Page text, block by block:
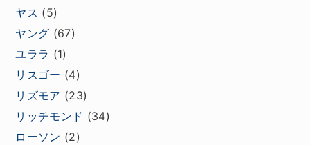
ヤス (5)
ヤング (67)
ユララ (1)
リスゴー (4)
リズモア (23)
リッチモンド (34)
ローソン (2)